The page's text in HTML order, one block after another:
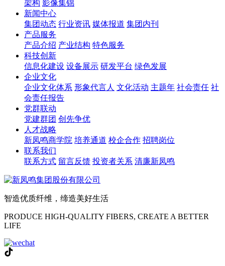
架构 影像集锦
新闻中心
集团动态 行业资讯 媒体报道 集团内刊
产品服务
产品介绍 产业结构 特色服务
科技创新
信息化建设 设备展示 研发平台 绿色发展
企业文化
企业文化体系 形象代言人 文化活动 主题年 社会责任 社
会责任报告
党群联动
党建群团 创先争优
人才战略
新凤鸣商学院 培养通道 校企合作 招聘岗位
联系我们
联系方式 留言反馈 投资者关系 清廉新凤鸣
智造优质纤维，缔造美好生活
PRODUCE HIGH-QUALITY FIBERS, CREATE A BETTER
LIFE